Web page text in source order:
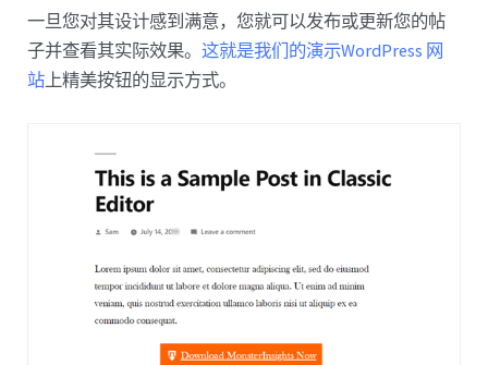
一旦您对其设计感到满意，您就可以发布或更新您的帖
子并查看其实际效果。这就是我们的演示WordPress 网
站上精美按钮的显示方式。